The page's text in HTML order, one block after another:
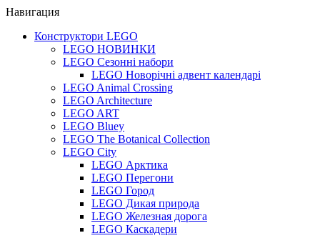
Навигация
Конструктори LEGO
LEGO НОВИНКИ
LEGO Сезонні набори
LEGO Новорічні адвент календарі
LEGO Animal Crossing
LEGO Architecture
LEGO ART
LEGO Bluey
LEGO The Botanical Collection
LEGO City
LEGO Арктика
LEGO Перегони
LEGO Город
LEGO Дикая природа
LEGO Железная дорога
LEGO Каскадери